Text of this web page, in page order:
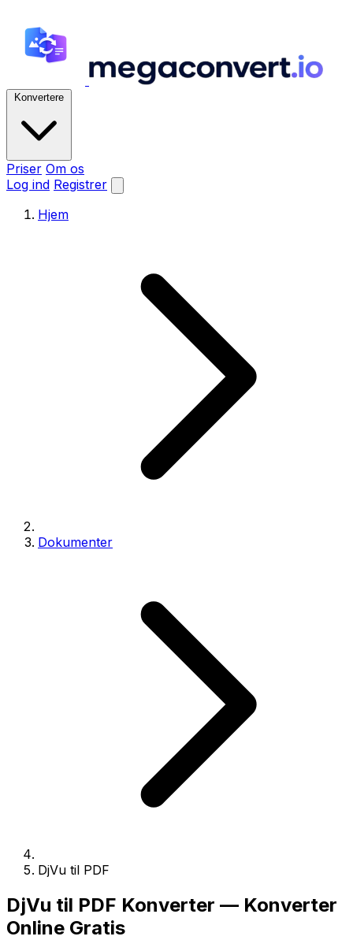
Konvertere
Priser Om os
Log ind Registrer
Hjem
Dokumenter
DjVu til PDF
DjVu til PDF Konverter — Konverter
Online Gratis